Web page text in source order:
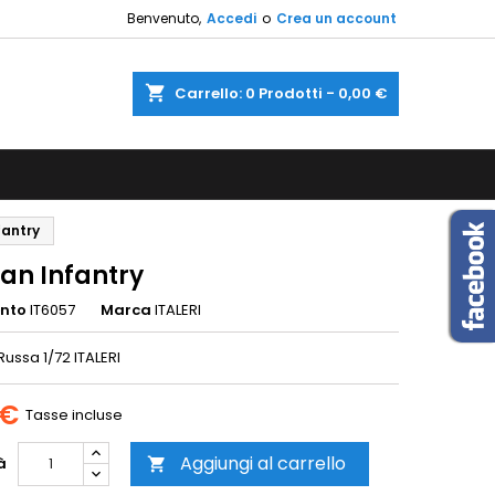
Benvenuto, Accedi o Crea un account
shopping_cart Carrello: 0 Prodotti - 0,00 €
Infantry
IT6057 Marca ITALERI
1/72 ITALERI
Tasse incluse
 Aggiungi al carrello